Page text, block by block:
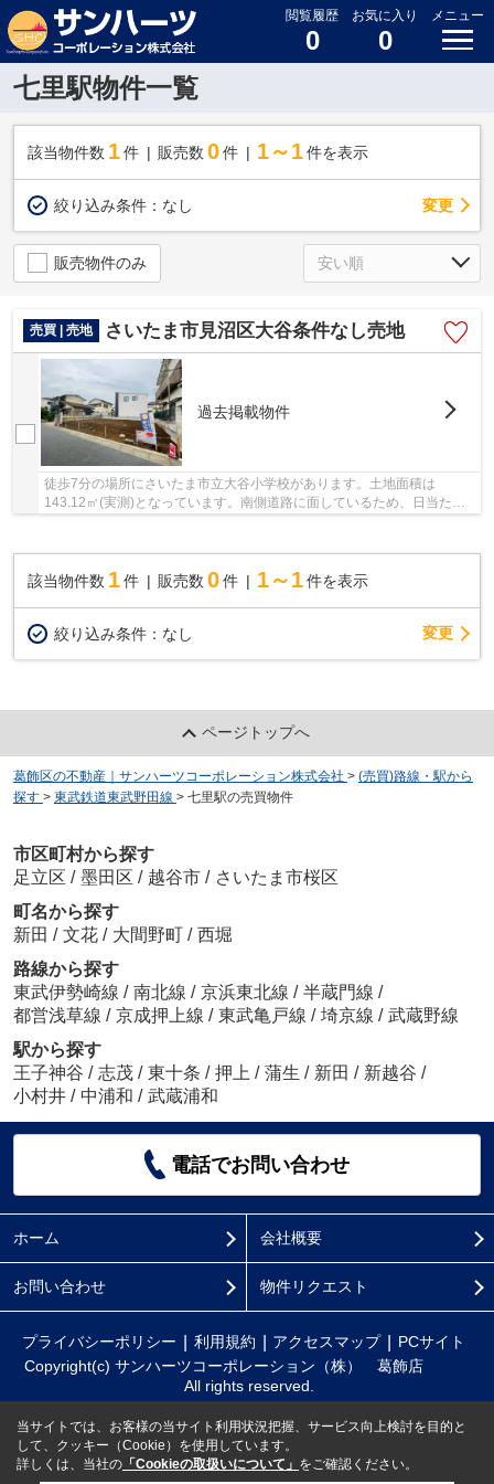
閲覧履歴
0
お気に入り
0
メニュー
七里駅物件一覧
該当物件数 1件 販売数 0 件 1～1 件を表示
絞り込み条件： なし 変更
販売物件のみ
売買 | 売地 さいたま市見沼区大谷条件なし売地
過去掲載物件
徒歩7分の場所にさいたま市立大谷小学校があります。土地面積は
143.12㎡(実測)となっています。南側道路に面しているため、日当たり
該当物件数 1件 販売数 0 件 1～1 件を表示
絞り込み条件： なし 変更
ページトップへ
葛飾区の不動産｜サンハーツコーポレーション株式会社 > (売買)路線・駅から
探す > 東武鉄道東武野田線 > 七里駅の売買物件
市区町村から探す
足立区 / 墨田区 / 越谷市 / さいたま市桜区
町名から探す
新田 / 文花 / 大間野町 / 西堀
路線から探す
東武伊勢崎線 / 南北線 / 京浜東北線 / 半蔵門線 /
都営浅草線 / 京成押上線 / 東武亀戸線 / 埼京線 / 武蔵野線
駅から探す
王子神谷 / 志茂 / 東十条 / 押上 / 蒲生 / 新田 / 新越谷 /
小村井 / 中浦和 / 武蔵浦和
電話でお問い合わせ
ホーム 会社概要
お問い合わせ 物件リクエスト
プライバシーポリシー 利用規約 アクセスマップ
PCサイト
Copyright(c) サンハーツコーポレーション（株） 葛飾店
All rights reserved.
当サイトでは、お客様の当サイト利用状況把握、サービス向上検討を目的と
して、クッキー（Cookie）を使用しています。
詳しくは、当社の 「Cookieの取扱いについて」 をご確認ください。